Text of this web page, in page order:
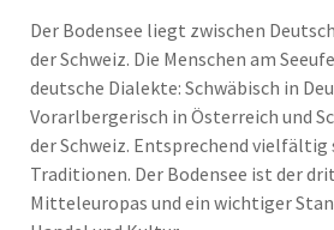
Der Bodensee liegt zwischen
der Schweiz. Die Menschen am
deutsche Dialekte: Schwäbisch in
Vorarlbergerisch in Österreich und
der Schweiz. Entsprechend vielfältig
Traditionen. Der Bodensee ist der
Mitteleuropas und ein wichtiger